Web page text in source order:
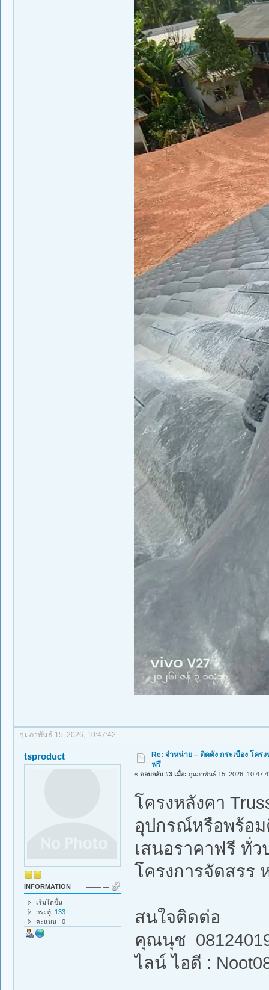
กุมภาพันธ์ 15, 2026, 10:47:42
tsproduct
INFORMATION
เริ่มโตขึ้น
กระทู้: 133
คะแนน : 0
Re: จำหน่าย – ติดตั้ง กระเบื้อง โคร
ฟรี
« ตอบกลับ #3 เมื่อ: กุมภาพันธ์ 15, 2026,
โครงหลังคา
อุปกรณ์หรือพร้อม
เสนอราคาฟรี ทั่
โครงการจัดสรร
สนใจติดต่อ
คุณนุช
ไลน์ ไอดี :